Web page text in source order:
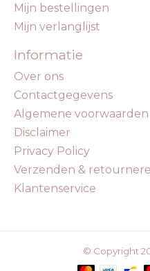
Mijn bestellingen
Mijn verlanglijst
Informatie
Over ons
Contactgegevens
Algemene voorwaarden
Disclaimer
Privacy Policy
Verzenden &
Klantenservice
© Copyright